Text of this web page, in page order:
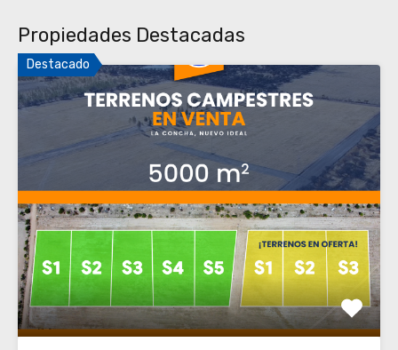
Propiedades Destacadas
Destacado